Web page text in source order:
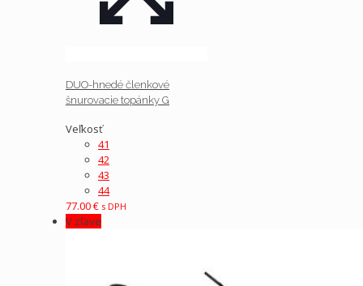
DUO-hnedé členkové
šnurovacie topánky G
Veľkosť
41
42
43
44
77.00€ s DPH
V zľave